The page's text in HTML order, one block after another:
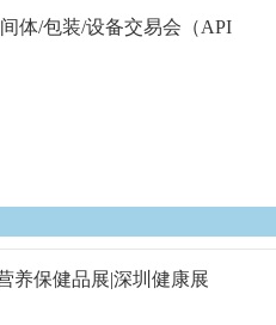
体/包装/设备交易会（API
养保健品展|深圳健康展